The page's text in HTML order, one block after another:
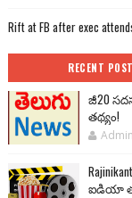
Rift at FB after exec
RECENT
జీ20
తథ్యం!
Admin
ఐడియా